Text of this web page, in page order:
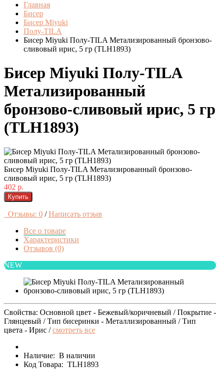
Главная
Бисер
Бисер Miyuki
Полу-TILA
Бисер Miyuki Полу-TILA Метализированный бронзово-
сливовый ирис, 5 гр (TLH1893)
Бисер Miyuki Полу-TILA
Метализированный
бронзово-сливовый ирис, 5 гр
(TLH1893)
Бисер Miyuki Полу-TILA Метализированный бронзово-
сливовый ирис, 5 гр (TLH1893)
402 р.
Купить
Отзывы: 0 / Написать отзыв
Все о товаре
Характеристики
Отзывов (0)
NEW
Свойства: Основной цвет - Бежевый/коричневый / Покрытие -
Глянцевый / Тип бисеринки - Металлизированный / Тип
цвета - Ирис /смотреть все
Наличие: В наличии
Код Товара: TLH1893